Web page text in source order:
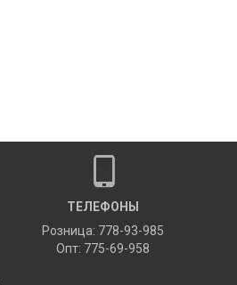
ТЕЛЕФОНЫ
Розница: 778-93-985
Опт: 775-69-958